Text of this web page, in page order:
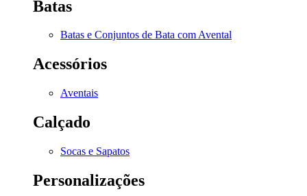
Batas
Batas e Conjuntos de Bata com Avental
Acessórios
Aventais
Calçado
Socas e Sapatos
Personalizações